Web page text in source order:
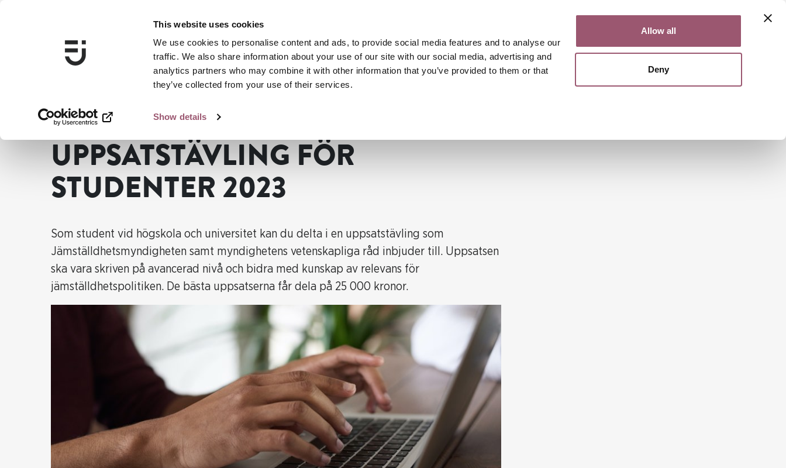
This website uses cookies
We use cookies to personalise content and ads, to provide social media features and to analyse our
traffic. We also share information about your use of our site with our social media, advertising and
analytics partners who may combine it with other information that you’ve provided to them or that
they’ve collected from your use of their services.
Show details
Allow all
DenySök
... Nyheter Uppsatstävling för studenter 2023
UPPSATSTÄVLING FÖR
STUDENTER 2023
Som student vid högskola och universitet kan du delta i en uppsatstävling som
Jämställdhetsmyndigheten samt myndighetens vetenskapliga råd inbjuder till. Uppsatsen
ska vara skriven på avancerad nivå och bidra med kunskap av relevans för
jämställdhetspolitiken. De bästa uppsatserna får dela på 25 000 kronor.